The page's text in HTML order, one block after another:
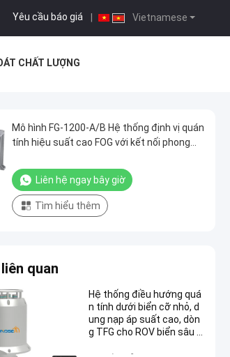
Vietnamese
Yêu cầu báo giá
CHẤT LƯỢNG
Mô hình FG-1200-A/B Hệ thống định vị quán
tính hiệu suất cao FOG với kết nối phong
Liên hệ ngay bây giờ
Tìm hiểu thêm
quan
Hệ thống điều hướng quá
n tính dưới biển cỡ nhỏ, d
ung nạp áp suất cao, dòn
g TFG cho ROV biển sâu 6